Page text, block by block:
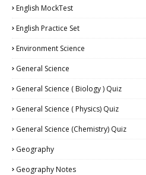
English MockTest
English Practice Set
Environment Science
General Science
General Science ( Biology ) Quiz
General Science ( Physics) Quiz
General Science (Chemistry) Quiz
Geography
Geography Notes